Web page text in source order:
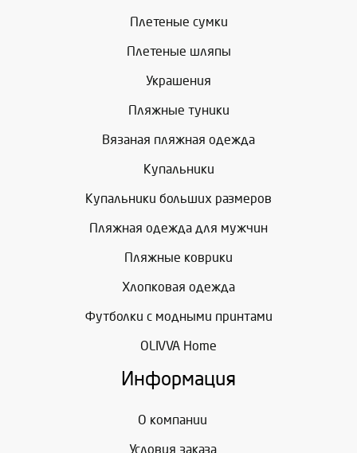
Плетеные сумки
Плетеные шляпы
Украшения
Пляжные туники
Вязаная пляжная одежда
Купальники
Купальники больших размеров
Пляжная одежда для мужчин
Пляжные коврики
Хлопковая одежда
Футболки с модными принтами
OLIVVA Home
Информация
О компании
Условия заказа